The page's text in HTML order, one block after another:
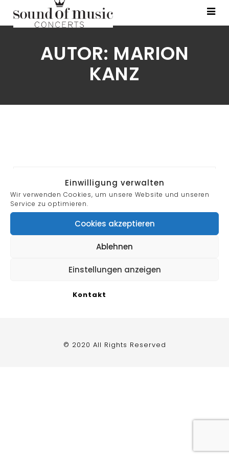
Einwilligung verwalten
Wir verwenden Cookies, um unsere Website und unseren
Service zu optimieren.
Cookies akzeptieren
Ablehnen
Einstellungen anzeigen
AUTOR: MARION
KANZ
Impressum
Datenschutzerklärung Cookie Richtlinie
Kontakt
© 2020 All Rights Reserved